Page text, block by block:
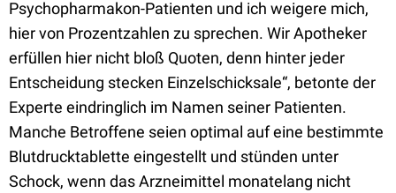
Psychopharmakon-Patienten und ich weigere mich,
hier von Prozentzahlen zu sprechen. Wir Apotheker
erfüllen hier nicht bloß Quoten, denn hinter jeder
Entscheidung stecken Einzelschicksale“, betonte der
Experte eindringlich im Namen seiner Patienten.
Manche Betroffene seien optimal auf eine bestimmte
Blutdrucktablette eingestellt und stünden unter
Schock, wenn das Arzneimittel monatelang nicht